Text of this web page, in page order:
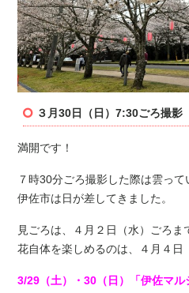
３月30日（日）7:30ごろ撮
満開です！
７時30分ごろ撮影した際は雲っ
伊佐市は日が差してきました。
見ごろは、４月２日（水）ごろま
花自体を楽しめるのは、４月４日
3/29（土）・30（日）「伊佐マル